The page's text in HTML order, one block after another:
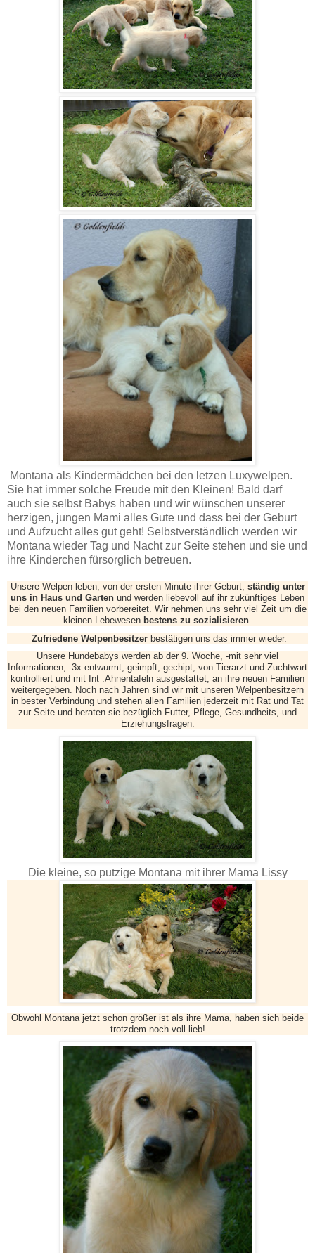
Montana als Kindermädchen bei den letzen Luxywelpen.
Sie hat immer solche Freude mit den Kleinen! Bald darf
auch sie selbst Babys haben und wir wünschen unserer
herzigen, jungen Mami alles Gute und dass bei der Geburt
und Aufzucht alles gut geht! Selbstverständlich werden wir
Montana wieder Tag und Nacht zur Seite stehen und sie und
ihre Kinderchen fürsorglich betreuen.
Unsere Welpen leben, von der ersten Minute ihrer Geburt, ständig unter
uns in Haus und Garten und werden liebevoll auf ihr zukünftiges Leben
bei den neuen Familien vorbereitet. Wir nehmen uns sehr viel Zeit um die
kleinen Lebewesen bestens zu sozialisieren
Zufriedene Welpenbesitzerbestätigen uns das immer wieder.
Unsere Hundebabys werden ab der 9. Woche, -mit sehr viel
Informationen, -3x entwurmt,-geimpft,-gechipt,-von Tierarzt und Zuchtwart
kontrolliert und mit Int .Ahnentafeln ausgestattet, an ihre neuen Familien
weitergegeben. Noch nach Jahren sind wir mit unseren Welpenbesitzern
in bester Verbindung und stehen allen Familien jederzeit mit Rat und Tat
zur Seite und beraten sie bezüglich Futter,-Pflege,-Gesundheits,-und
Erziehungsfragen.
Die kleine, so putzige Montana mit ihrer Mama Lissy
Obwohl Montana jetzt schon größer ist als ihre Mama, haben sich beide
trotzdem noch voll lieb!